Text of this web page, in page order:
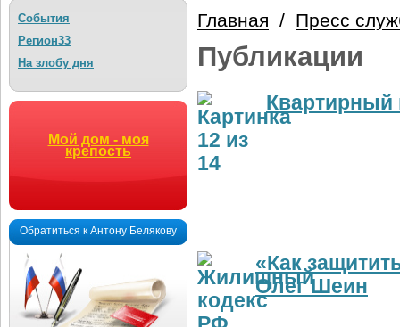
События
Регион33
На злобу дня
Мой дом - моя
крепость
Обратиться к Антону Белякову
Главная / Пресс
Публикации
Квартирный
«Как
Олег Шеин